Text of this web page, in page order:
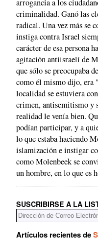
arrogancia a los
criminalidad. Ganó las
radical. Una vez más se
instiga contra Israel
carácter de esa persona
agitación antiisraelí de
que sólo se preocupaba
como él mismo dijo, era
localidad se estuviera
crimen, antisemitismo y
realidad le venía bien.
podían participar, y a
lo que estaba haciendo
islamización e instigar
como Molenbeek se
un hombre, en lo que es
SUSCRIBIRSE A LA
Artículos recientes de